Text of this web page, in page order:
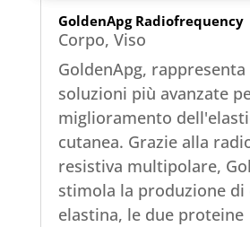
GoldenApg Radiofrequency
Corpo, Viso
GoldenApg,
soluzioni più avanzate
miglioramento
cutanea. Grazie alla
resistiva multipolare,
stimola la produzione di
elastina, le due proteine